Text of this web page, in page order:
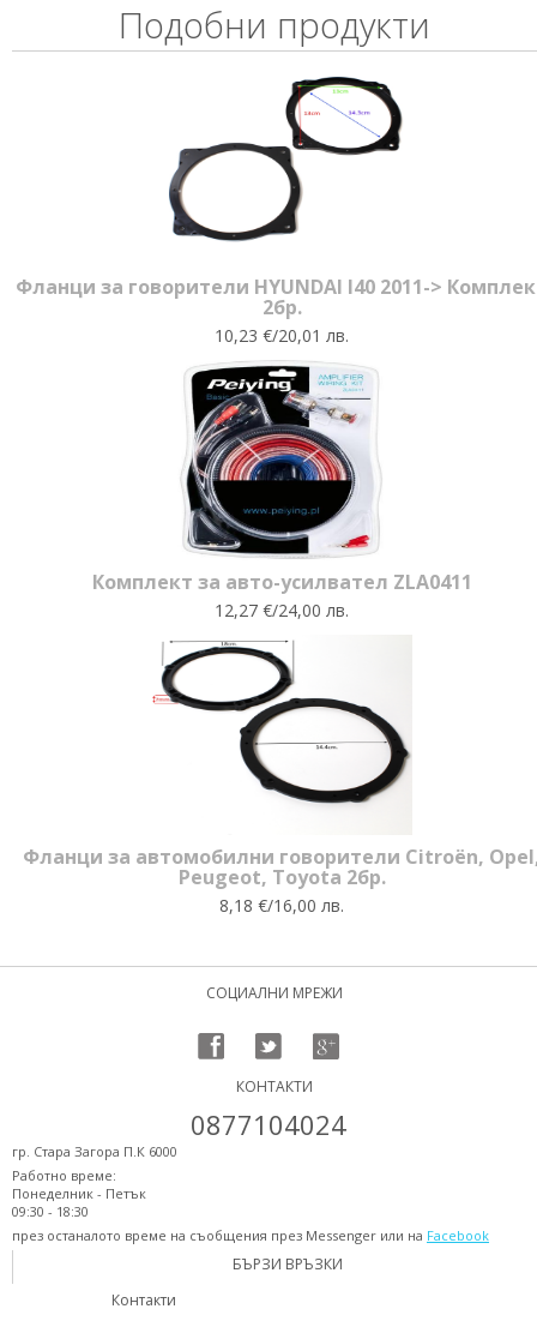
Подобни продукти
Фланци за говорители HYUNDAI I40 2011->
2бр.
10,23 €/20,01 лв.
Комплект за авто-усилвател ZLA0411
12,27 €/24,00 лв.
Фланци за автомобилни говорители Citroën,
Peugeot, Toyota 2бр.
8,18 €/16,00 лв.
СОЦИАЛНИ МРЕЖИ
КОНТАКТИ
0877104024
гр. Стара Загора П.К 6000
Работно време:
Понеделник - Петък
09:30 - 18:30
през останалото време на съобщения през Messenger или на Facebook
БЪРЗИ ВРЪЗКИ
Контакти